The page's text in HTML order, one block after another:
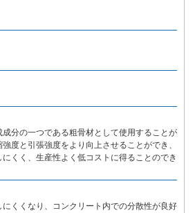
分の一つである粗骨材として使用することが
度と引張強度をより向上させることができ、
くく、生産性よく低コストに得ることのでき
くくなり、コンクリート内での分散性が良好